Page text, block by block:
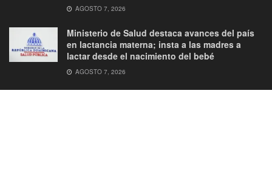
AGOSTO 7, 2026
Ministerio de Salud destaca avances del país
en lactancia materna; insta a las madres a
lactar desde el nacimiento del bebé
AGOSTO 7, 2026